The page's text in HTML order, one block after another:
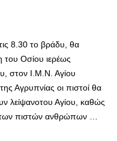
8.30 το βράδυ, θα
του Οσίου ιερέως
στον Ι.Μ.Ν. Αγίου
Αγρυπνίας οι πιστοί θα
λείψανοτου Αγίου, καθώς
των πιστών ανθρώπων …